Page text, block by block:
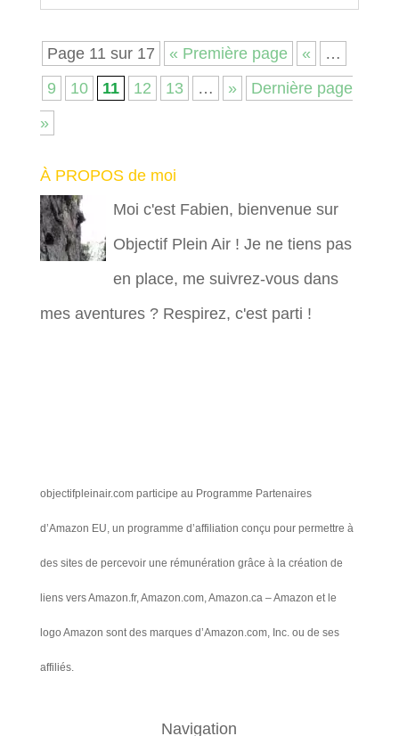
Page 11 sur 17 « Première page «
…
9
10 11 12 13 … »
Dernière page
»
À PROPOS de moi
Moi c'est Fabien, bienvenue sur
Objectif Plein Air ! Je ne tiens pas
en place, me suivrez-vous dans
mes aventures ? Respirez, c'est parti !
objectifpleinair.com participe au Programme Partenaires
d’Amazon EU, un programme d’affiliation conçu pour permettre à
des sites de percevoir une rémunération grâce à la création de
liens vers Amazon.fr, Amazon.com, Amazon.ca – Amazon et le
logo Amazon sont des marques d’Amazon.com, Inc. ou de ses
affiliés.
Navigation